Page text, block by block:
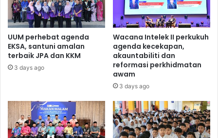
UUM perhebat agenda
EKSA, santuni amalan
terbaik JPA dan KKM
3 days ago
Wacana Intelek II perkukuh
agenda kecekapan,
akauntabiliti dan
reformasi perkhidmatan
awam
3 days ago